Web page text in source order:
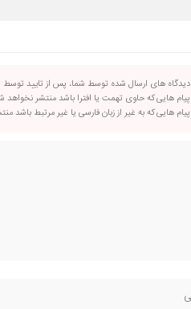
دیدگاه های ارسال شده توسط شما، پس از تایید
پیام هایی که حاوی تهمت یا افترا باشد منتشر نخواهد
پیام هایی که به غیر از زبان فارسی یا غیر مرتبط باشد